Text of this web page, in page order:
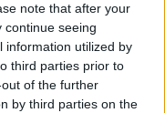
note that after your
continue seeing
information utilized by
third parties prior to
of the further
by third parties on the